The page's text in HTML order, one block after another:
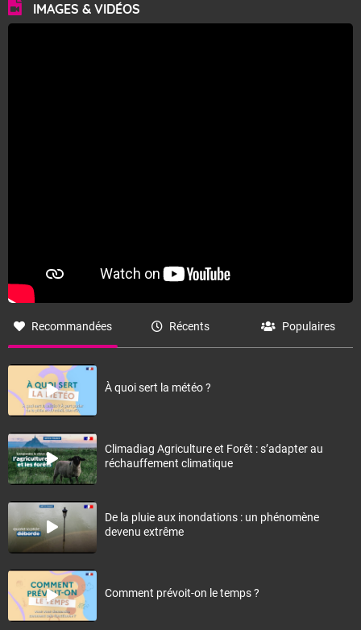
IMAGES & VIDÉOS
Recommandées Récents Populaires
À quoi sert la météo ?
Climadiag Agriculture et Forêt : s’adapter au
réchauffement climatique
De la pluie aux inondations : un phénomène
devenu extrême
Comment prévoit-on le temps ?